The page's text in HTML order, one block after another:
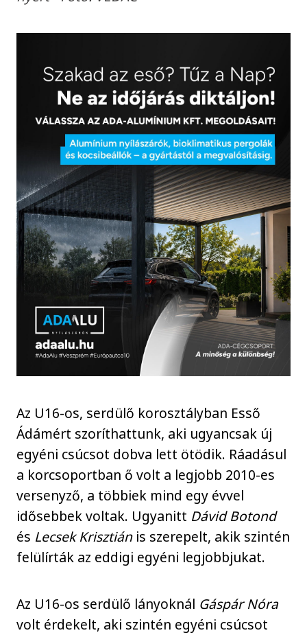
Az U16-os, serdülő korosztályban Esső
Ádámért szoríthattunk, aki ugyancsak új
egyéni csúcsot dobva lett ötödik. Ráadásul
a korcsoportban ő volt a legjobb 2010-es
versenyző, a többiek mind egy évvel
idősebbek voltak. Ugyanitt Dávid Botond
és Lecsek Krisztiánis szerepelt, akik szintén
felülírták az eddigi egyéni legjobbjukat.
Az U16-os serdülő lányoknál Gáspár Nóra
volt érdekelt, aki szintén egyéni csúcsot